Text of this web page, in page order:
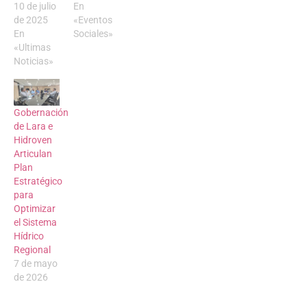
10 de julio
de 2025
En
«Ultimas
Noticias»
En
«Eventos
Sociales»
Gobernación
de Lara e
Hidroven
Articulan
Plan
Estratégico
para
Optimizar
el Sistema
Hídrico
Regional
7 de mayo
de 2026